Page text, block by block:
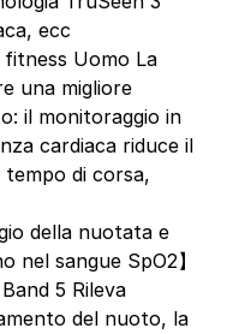
ecc
fitness Uomo La
una migliore
il monitoraggio in
cardiaca riduce il
tempo di corsa,
della nuotata e
nel sangue SpO2】
5 Rileva
del nuoto, la